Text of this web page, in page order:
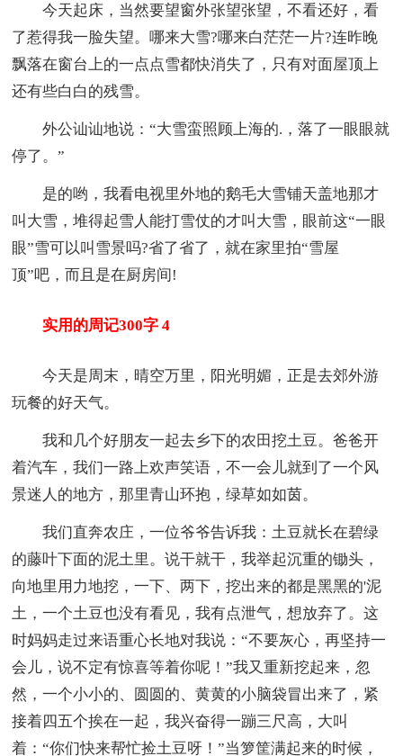
今天起床，当然要望窗外张望张望，不看还好，看
了惹得我一脸失望。哪来大雪?哪来白茫茫一片?连昨晚
飘落在窗台上的一点点雪都快消失了，只有对面屋顶上
还有些白白的残雪。
外公讪讪地说：“大雪蛮照顾上海的.，落了一眼眼就
停了。”
是的哟，我看电视里外地的鹅毛大雪铺天盖地那才
叫大雪，堆得起雪人能打雪仗的才叫大雪，眼前这“一眼
眼”雪可以叫雪景吗?省了省了，就在家里拍“雪屋
顶”吧，而且是在厨房间!
实用的周记300字 4
今天是周末，晴空万里，阳光明媚，正是去郊外游
玩餐的好天气。
我和几个好朋友一起去乡下的农田挖土豆。爸爸开
着汽车，我们一路上欢声笑语，不一会儿就到了一个风
景迷人的地方，那里青山环抱，绿草如如茵。
我们直奔农庄，一位爷爷告诉我：土豆就长在碧绿
的藤叶下面的泥土里。说干就干，我举起沉重的锄头，
向地里用力地挖，一下、两下，挖出来的都是黑黑的'泥
土，一个土豆也没有看见，我有点泄气，想放弃了。这
时妈妈走过来语重心长地对我说：“不要灰心，再坚持一
会儿，说不定有惊喜等着你呢！”我又重新挖起来，忽
然，一个小小的、圆圆的、黄黄的小脑袋冒出来了，紧
接着四五个挨在一起，我兴奋得一蹦三尺高，大叫
着：“你们快来帮忙捡土豆呀！”当箩筐满起来的时候，